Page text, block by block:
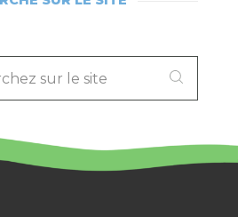
RECHERCHEZ
LE
SITE